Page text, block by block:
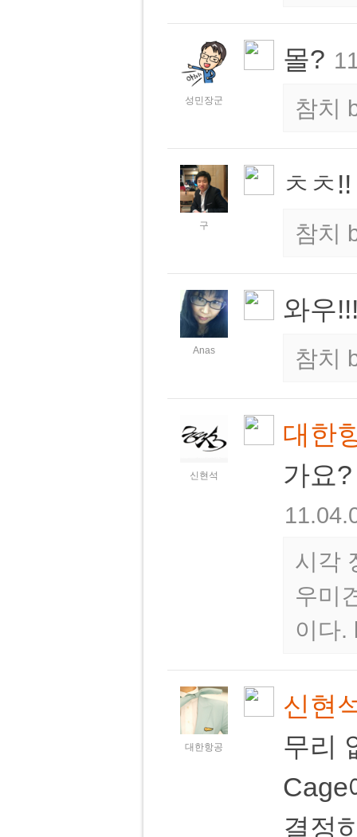
성민장군
몰?
참치
구
ㅊㅊ
참치
Anas
와우
참치
신현석
대한
가요
시각
우미
이다.
대한항공
신현
무리
Cage
결정